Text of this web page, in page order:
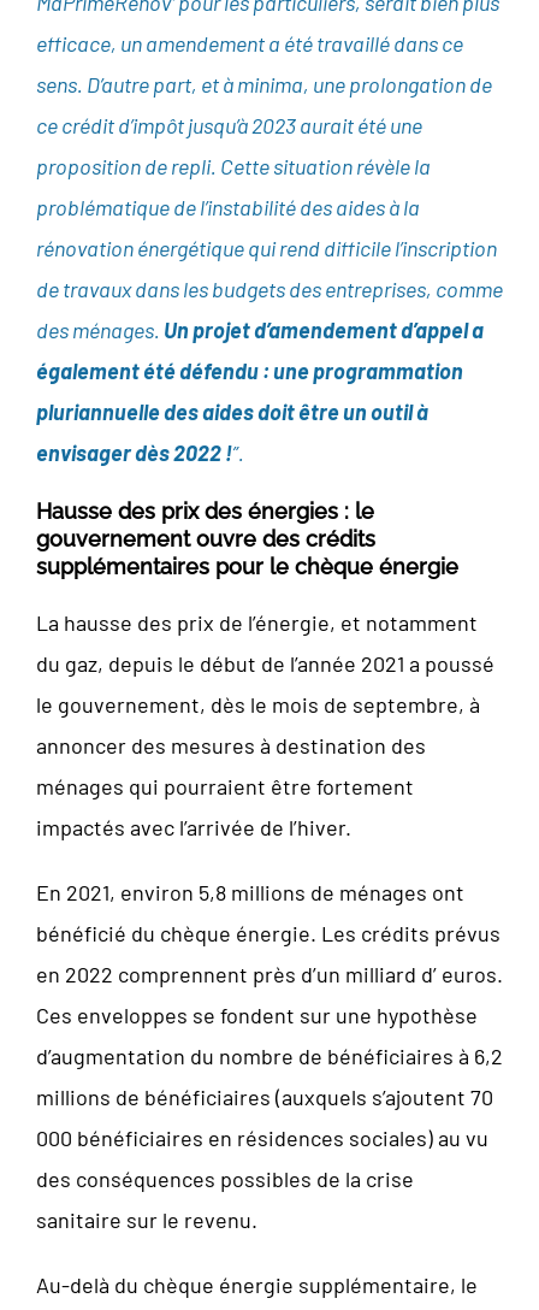
efficace, un amendement a été travaillé dans ce
sens. D’autre part, et à minima, une prolongation de
ce crédit d’impôt jusqu’à 2023 aurait été une
proposition de repli. Cette situation révèle la
problématique de l’instabilité des aides à la
rénovation énergétique qui rend difficile l’inscription
de travaux dans les budgets des entreprises, comme
des ménages. Un projet d’amendement d’appel a
également été défendu : une programmation
pluriannuelle des aides doit être un outil à
envisager dès 2022 !”.
Hausse des prix des énergies : le
gouvernement ouvre des crédits
supplémentaires pour le chèque énergie
La hausse des prix de l’énergie, et notamment
du gaz, depuis le début de l’année 2021 a poussé
le gouvernement, dès le mois de septembre, à
annoncer des mesures à destination des
ménages qui pourraient être fortement
impactés avec l’arrivée de l’hiver.
En 2021, environ 5,8 millions de ménages ont
bénéficié du chèque énergie. Les crédits prévus
en 2022 comprennent près d’un milliard d’ euros.
Ces enveloppes se fondent sur une hypothèse
d’augmentation du nombre de bénéficiaires à 6,2
millions de bénéficiaires (auxquels s’ajoutent 70
000 bénéficiaires en résidences sociales) au vu
des conséquences possibles de la crise
sanitaire sur le revenu.
Au-delà du chèque énergie supplémentaire, le